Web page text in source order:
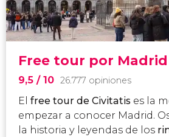
Free tour por Madrid
9,5 / 10 26.777 opiniones
El free tour de Civitatis es la
empezar a conocer Madrid.
la historia y leyendas de los